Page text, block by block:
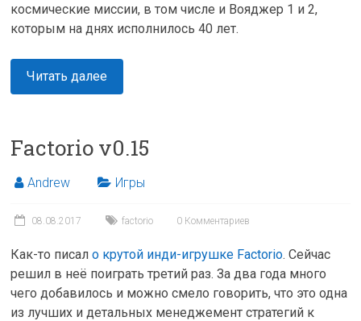
космические миссии, в том числе и Вояджер 1 и 2,
которым на днях исполнилось 40 лет.
Читать далее
Factorio v0.15
Andrew Игры
08.08.2017 factorio 0 Комментариев
Как-то писало крутой инди-игрушке Factorio. Сейчас
решил в неё поиграть третий раз. За два года много
чего добавилось и можно смело говорить, что это одна
из лучших и детальных менеджемент стратегий к